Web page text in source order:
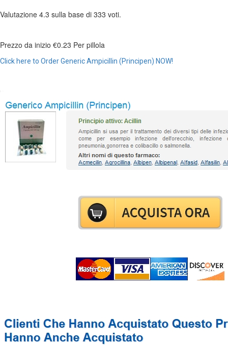
Valutazione 4.3 sulla base di 333 voti.
Prezzo da inizio €0.23 Per pillola
Click here to Order Generic Ampicillin (Principen) NOW!